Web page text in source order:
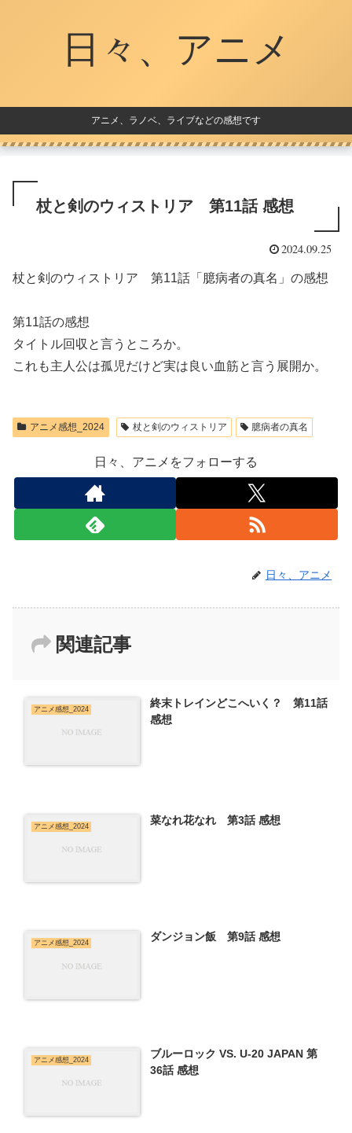
日々、アニメ
アニメ、ラノベ、ライブなどの感想です
杖と剣のウィストリア 第11話 感想
2024.09.25
杖と剣のウィストリア 第11話「臆病者の真名」の感想
第11話の感想
タイトル回収と言うところか。
これも主人公は孤児だけど実は良い血筋と言う展開か。
アニメ感想_2024 杖と剣のウィストリア 臆病者の真名
日々、アニメをフォローする
日々、アニメ
関連記事
アニメ感想_2024
終末トレインどこへいく？ 第11話
感想
アニメ感想_2024 菜なれ花なれ 第3話 感想
アニメ感想_2024 ダンジョン飯 第9話 感想
アニメ感想_2024
ブルーロック VS. U-20 JAPAN 第
36話 感想